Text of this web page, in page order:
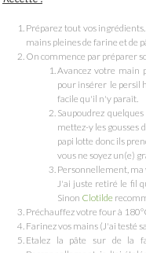
Préparez tout vos
mains pleines de farine et de
On commence par préparer
Avancez votre main
pour insérer le persil
facile qu'il n'y paraît.
Saupoudrez
mettez-y les gousses
papi lotte donc ils
vous ne soyez un(e)
Personnellement, ma
J'ai juste retiré le fil
Sinon Clotilde
Préchauffez votre four à
Farinez vos mains (J'ai testé
Etalez la pâte sur de la